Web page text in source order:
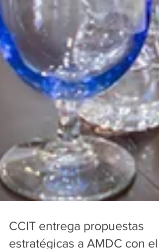
CCIT entrega propuestas